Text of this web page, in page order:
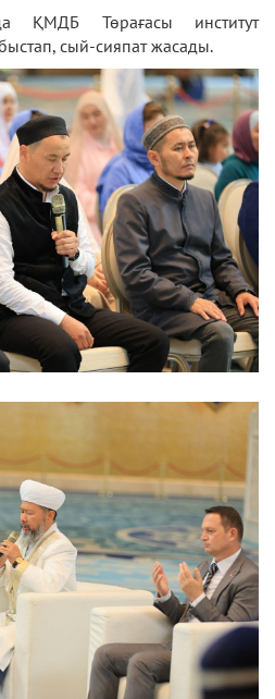
ҚМДБ Төрағасы институт
сый-сияпат жасады.